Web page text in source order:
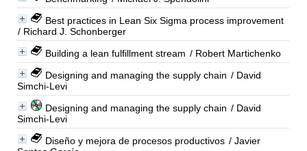
Best practices in Lean Six Sigma process improvement
/ Richard J. Schonberger
Building a lean fulfillment stream / Robert Martichenko
Designing and managing the supply chain / David
Simchi-Levi
Designing and managing the supply chain / David
Simchi-Levi
Diseño y mejora de procesos productivos / Javier